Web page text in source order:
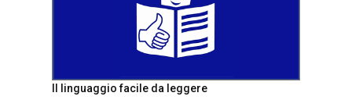
Il linguaggio facile da leggere